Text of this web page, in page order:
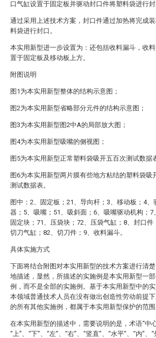
口气缸设置于固定板并驱动封口件将塑料袋进行封
通过采用上述技术方案，封口件通过加热将完成
料袋进行封口。
本实用新型进一步设置为：还包括收料漏斗，收
置于固定板及移动板上方。
附图说明
图1为本实用新型整体的结构示意图；
图2为本实用新型省略部分元件的结构示意图；
图3为本实用新型图2中A的局部放大图；
图4为本实用新型吸嘴的侧视图；
图5为本实用新型正常塑料袋吸开五百次测试数据
图6为本实用新型两片膜有些地方粘结的塑料袋吸
测试数据表。
图中：2、固定板；21、导向杆；3、移动板；4、
器；5、吸嘴；51、吸斜面；6、吸嘴驱动机构；7
固定块；71、压袋块；72、压袋气缸；8、封口件
切刀气缸；82、切刀件；9、收料漏斗。
具体实施方式
下面将结合附图对本实用新型的技术方案进行清
地描述，显然，所描述的实施例是本实用新型一
例，而不是全部的实施例。基于本实用新型中的实
本领域普通技术人员在没有做出创造性劳动前提
的所有其他实施例，都属于本实用新型保护的范围
在本实用新型的描述中，需要说明的是，术语“中心
“上”、“下”、“左”、“右”、“竖直”、“水平”、“内”、